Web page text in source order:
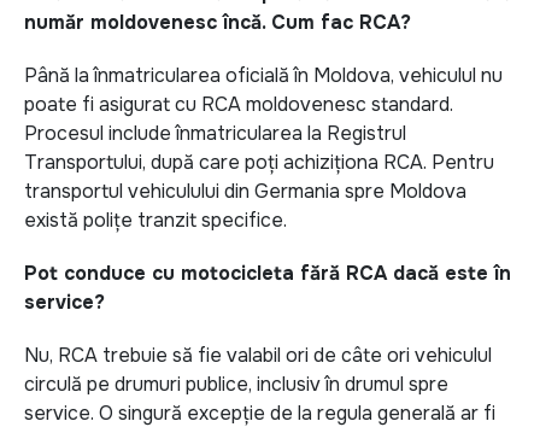
număr moldovenesc încă. Cum fac RCA?
Până la înmatricularea oficială în Moldova, vehiculul nu
poate fi asigurat cu RCA moldovenesc standard.
Procesul include înmatricularea la Registrul
Transportului, după care poți achiziționa RCA. Pentru
transportul vehiculului din Germania spre Moldova
există polițe tranzit specifice.
Pot conduce cu motocicleta fără RCA dacă este în
service?
Nu, RCA trebuie să fie valabil ori de câte ori vehiculul
circulă pe drumuri publice, inclusiv în drumul spre
service. O singură excepție de la regula generală ar fi